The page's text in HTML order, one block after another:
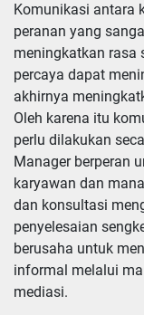
Komunikasi antara
peranan yang
meningkatkan rasa
percaya dapat
akhirnya
Oleh karena itu
perlu dilakukan
Manager berperan
karyawan dan
dan konsultasi
penyelesaian
berusaha untuk
informal melalui
mediasi.